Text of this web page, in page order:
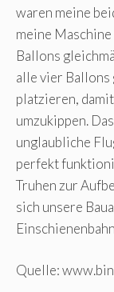
waren meine
meine
Ballons
alle vier Ballons
platzieren,
umzukippen.
unglaubliche
perfekt
Truhen zur
sich unsere
Quelle: